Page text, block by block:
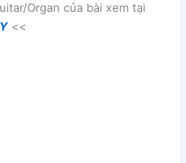
Organ của bài xem tại
<<